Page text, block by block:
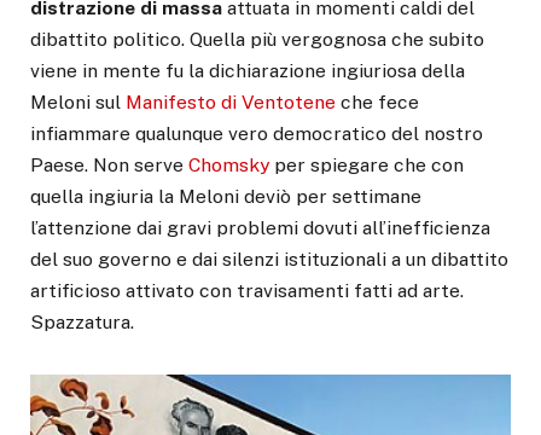
distrazione di massa attuata in momenti caldi del
dibattito politico. Quella più vergognosa che subito
viene in mente fu la dichiarazione ingiuriosa della
Meloni sul Manifesto di Ventotene che fece
infiammare qualunque vero democratico del nostro
Paese. Non serve Chomsky per spiegare che con
quella ingiuria la Meloni deviò per settimane
l’attenzione dai gravi problemi dovuti all’inefficienza
del suo governo e dai silenzi istituzionali a un dibattito
artificioso attivato con travisamenti fatti ad arte.
Spazzatura.